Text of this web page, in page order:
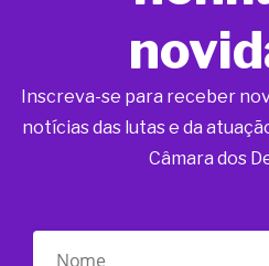
Inscreva-se para receber
notícias das lutas e da
Câmara dos